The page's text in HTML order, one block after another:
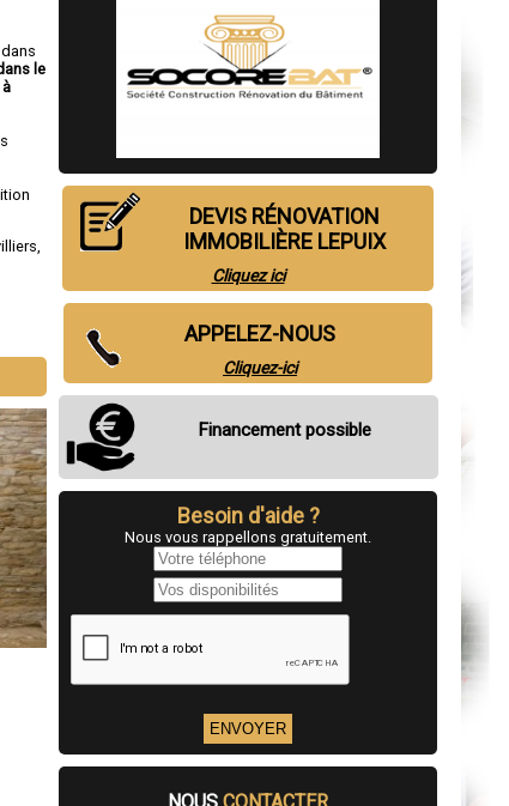
le
DEVIS RÉNOVATION
IMMOBILIÈRE LEPUIX
Cliquez ici
APPELEZ-NOUS
Cliquez-ici
Financement possible
Besoin d'aide ?
Nous vous rappellons gratuitement.